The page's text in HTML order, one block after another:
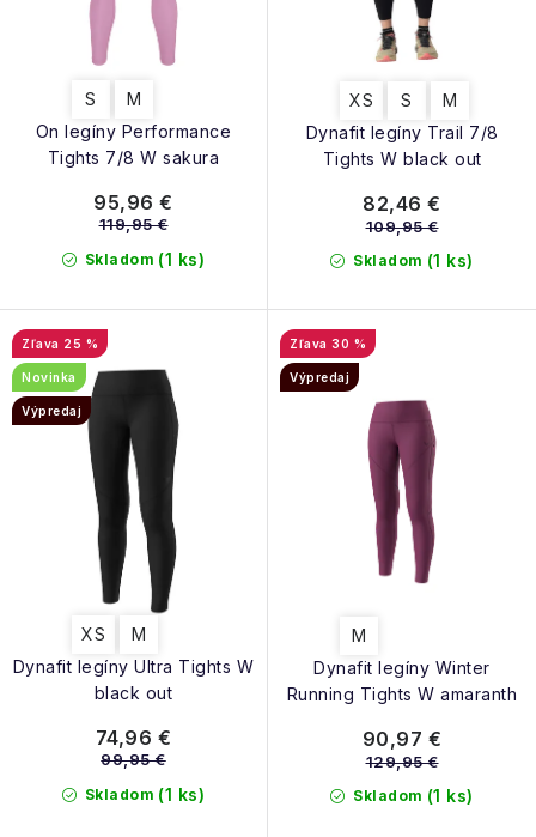
On legíny Performance
Tights 7/8 W sakura
S M
Skladom (1 ks)
95,96 €
119,95 €
Dynafit legíny Trail 7/8
Tights W black out
XS S M
Skladom (1 ks)
82,46 €
109,95 €
Dynafit legíny Ultra Tights W
black out
25 %
Novinka
Výpredaj
XS M
Skladom (1 ks)
74,96 €
99,95 €
Dynafit legíny Winter
Running Tights W amaranth
30 %
Výpredaj
M
Skladom (1 ks)
90,97 €
129,95 €